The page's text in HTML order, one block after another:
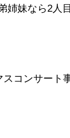
妹なら2人
コンサート